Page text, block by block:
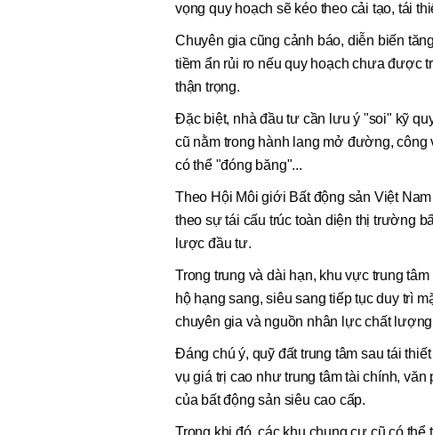
vọng quy hoạch sẽ kéo theo cải tạo, tái
Chuyên gia cũng cảnh báo, diễn biến
tiềm ẩn rủi ro nếu quy hoạch chưa được
thận trọng.
Đặc biệt, nhà đầu tư cần lưu ý "soi" kỹ
cũ nằm trong hành lang mở đường,
có thể "đóng băng"...
Theo Hội Môi giới Bất động sản Việt
theo sự tái cấu trúc toàn diện thị trường
lược đầu tư.
Trong trung và dài hạn, khu vực trung
hộ hạng sang, siêu sang tiếp tục duy trì
chuyên gia và nguồn nhân lực chất
Đáng chú ý, quỹ đất trung tâm sau tái
vụ giá trị cao như trung tâm tài chính,
của bất động sản siêu cao cấp.
Trong khi đó, các khu chung cư cũ có